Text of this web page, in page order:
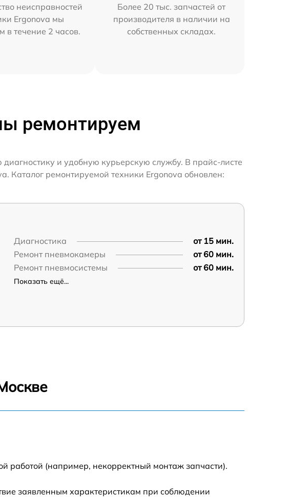
неисправностей
Ergonova мы
в течение 2 часов.
Более 20 тыс. запчастей от
производителя в наличии на
собственных складах.
ремонтируем
и удобную курьерскую службу. В прайс-листе
Каталог ремонтируемой техники Ergonova обновлен:
Диагностика
от 15 мин.
Ремонт пневмокамеры
от 60 мин.
Ремонт пневмосистемы
от 60 мин.
Показать ещё...
работой (например, некорректный монтаж запчасти).
заявленным характеристикам при соблюдении